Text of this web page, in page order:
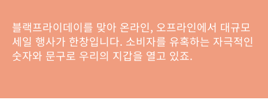
블랙프라이데이를 맞아 온라인, 오프라인에서 대규모
세일 행사가 한창입니다. 소비자를 유혹하는 자극적인
숫자와 문구로 우리의 지갑을 열고 있죠.